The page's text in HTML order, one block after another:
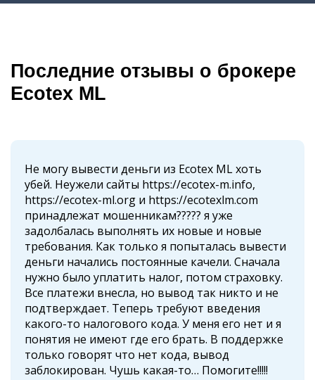
Последние отзывы о брокере
Ecotex ML
Не могу вывести деньги из Ecotex ML хоть
убей. Неужели сайты https://ecotex-m.info,
https://ecotex-ml.org и https://ecotexlm.com
принадлежат мошенникам????? я уже
задолбалась выполнять их новые и новые
требования. Как только я попыталась вывести
деньги начались постоянные качели. Сначала
нужно было уплатить налог, потом страховку.
Все платежи внесла, но вывод так никто и не
подтверждает. Теперь требуют введения
какого-то налогового кода. У меня его нет и я
понятия не имеют где его брать. В поддержке
только говорят что нет кода, вывод
заблокирован. Чушь какая-то… Помогите!!!!!